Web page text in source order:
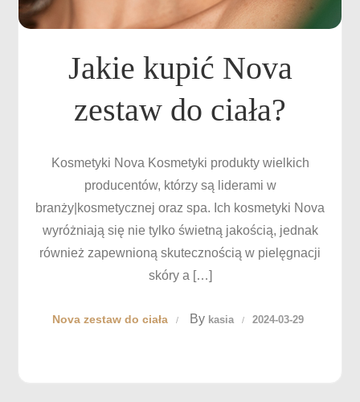
Jakie kupić Nova
zestaw do ciała?
Kosmetyki Nova Kosmetyki produkty wielkich
producentów, którzy są liderami w
branży|kosmetycznej oraz spa. Ich kosmetyki Nova
wyróżniają się nie tylko świetną jakością, jednak
również zapewnioną skutecznością w pielęgnacji
skóry a […]
Nova zestaw do ciała By kasia 2024-03-29